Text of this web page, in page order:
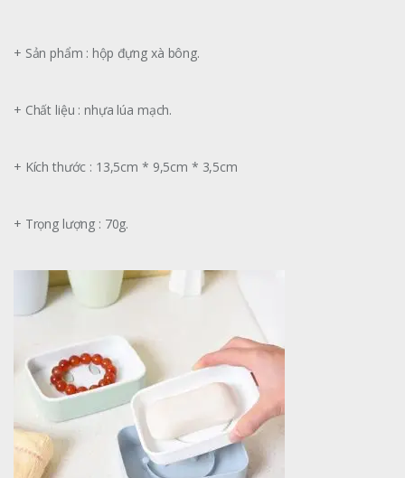
+ Sản phẩm : hộp đựng xà bông.
+ Chất liệu : nhựa lúa mạch.
+ Kích thước : 13,5cm * 9,5cm * 3,5cm
+ Trọng lượng : 70g.